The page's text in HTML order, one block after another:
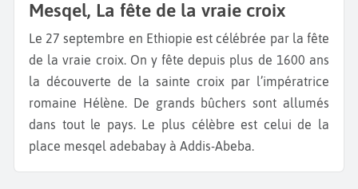
Mesqel, La fête de la vraie croix
Le 27 septembre en Ethiopie est célébrée par la fête
de la vraie croix. On y fête depuis plus de 1600 ans
la découverte de la sainte croix par l’impératrice
romaine Hélène. De grands bûchers sont allumés
dans tout le pays. Le plus célèbre est celui de la
place mesqel adebabay à Addis-Abeba.